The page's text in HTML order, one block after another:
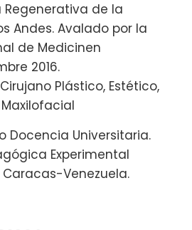
Regenerativa de la
Andes. Avalado por la
de Medicinen
2016.
Plástico, Estético,
Docencia Universitaria.
Experimental
Caracas-Venezuela.